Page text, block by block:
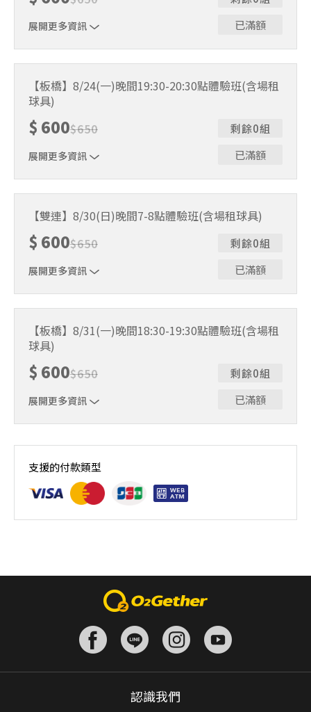
無法上課，僅提供課程延期選項，恕不退費，請參閱【報名
與課程異動規則】。報名後視為您已同意上述規則。
展開更多資訊
已滿額
制。歡迎邀請親友一同報名參加，享受團體運動樂趣！ 如
人數未達開班門檻，或因天候不佳無法如期舉行，POA將視
情況安排延期或併班處理。 ⚠️ 報名完成後，如因天候因素
無法上課，僅提供課程延期選項，恕不退費，請參閱【報名
與課程異動規則】。報名後視為您已同意上述規則。
【板橋】8/24(一)晚間19:30-20:30點體驗班(含場租
球具)
$ 600$650
展開更多資訊
剩餘0組
已滿額
制。歡迎邀請親友一同報名參加，享受團體運動樂趣！ 如
人數未達開班門檻，或因天候不佳無法如期舉行，POA將視
情況安排延期或併班處理。 ⚠️ 報名完成後，如因天候因素
無法上課，僅提供課程延期選項，恕不退費，請參閱【報名
與課程異動規則】。報名後視為您已同意上述規則。
【雙連】8/30(日)晚間7-8點體驗班(含場租球具)
$ 600$650
展開更多資訊
剩餘0組
已滿額
制。歡迎邀請親友一同報名參加，享受團體運動樂趣！ 如
人數未達開班門檻，或因天候不佳無法如期舉行，POA將視
情況安排延期或併班處理。 ⚠️ 報名完成後，如因天候因素
無法上課，僅提供課程延期選項，恕不退費，請參閱【報名
與課程異動規則】。報名後視為您已同意上述規則。
【板橋】8/31(一)晚間18:30-19:30點體驗班(含場租
球具)
$ 600$650
展開更多資訊
剩餘0組
已滿額
｜單人報名方案說明｜ 本體驗課程採4人開班，8人滿班
人數未達開班門檻，或因天候不佳無法如期舉行，POA將視
情況安排延期或併班處理。 ⚠️ 報名完成後，如因天候因素
無法上課，僅提供課程延期選項，恕不退費，請參閱【報名
支援的付款類型
認識我們